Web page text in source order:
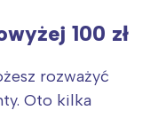
100 zł
rozważyć
Oto kilka
Północ